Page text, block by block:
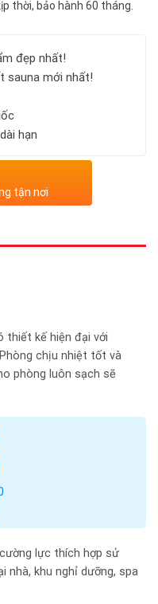
thời, bảo hành 60 tháng.
đẹp nhất!
sauna mới nhất!
hạn
tận nơi
thiết kế hiện đại với
chịu nhiệt tốt và
phòng luôn sạch sẽ
lực thích hợp sử
nhà, khu nghỉ dưỡng, spa